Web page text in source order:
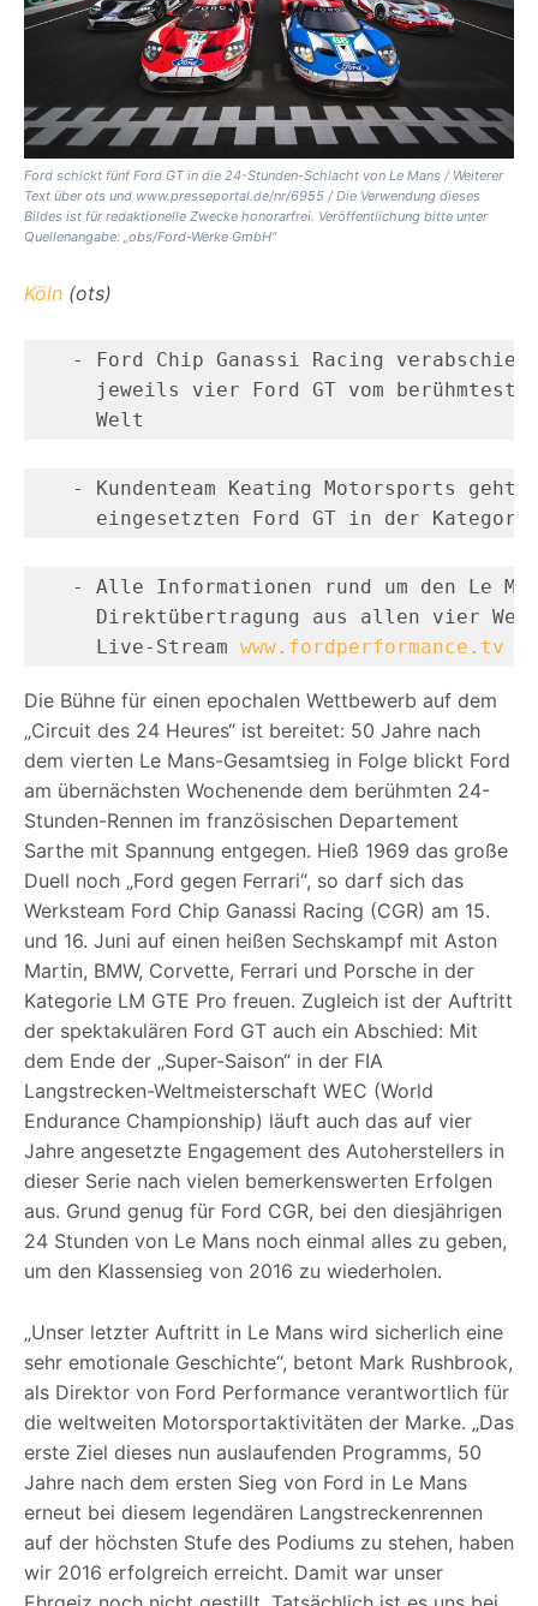
Ford schickt fünf Ford GT in die 24-Stunden-Schlacht von Le Mans / Weiterer
Text über ots und www.presseportal.de/nr/6955 / Die Verwendung dieses
Bildes ist für redaktionelle Zwecke honorarfrei. Veröffentlichung bitte unter
Quellenangabe: „obs/Ford-Werke GmbH“
Köln (ots)
- Ford Chip Ganassi Racing
jeweils vier Ford GT vom
     Welt
- Kundenteam Keating Motorsports geht
eingesetzten Ford GT in der
- Alle Informationen rund um den Le
Direktübertragung aus allen vier
     Live-Stream
www.fordperformance.tv
Die Bühne für einen epochalen Wettbewerb auf dem
„Circuit des 24 Heures“ ist bereitet: 50 Jahre nach
dem vierten Le Mans-Gesamtsieg in Folge blickt Ford
am übernächsten Wochenende dem berühmten 24-
Stunden-Rennen im französischen Departement
Sarthe mit Spannung entgegen. Hieß 1969 das große
Duell noch „Ford gegen Ferrari“, so darf sich das
Werksteam Ford Chip Ganassi Racing (CGR) am 15.
und 16. Juni auf einen heißen Sechskampf mit Aston
Martin, BMW, Corvette, Ferrari und Porsche in der
Kategorie LM GTE Pro freuen. Zugleich ist der Auftritt
der spektakulären Ford GT auch ein Abschied: Mit
dem Ende der „Super-Saison“ in der FIA
Langstrecken-Weltmeisterschaft WEC (World
Endurance Championship) läuft auch das auf vier
Jahre angesetzte Engagement des Autoherstellers in
dieser Serie nach vielen bemerkenswerten Erfolgen
aus. Grund genug für Ford CGR, bei den diesjährigen
24 Stunden von Le Mans noch einmal alles zu geben,
um den Klassensieg von 2016 zu wiederholen.
„Unser letzter Auftritt in Le Mans wird sicherlich eine
sehr emotionale Geschichte“, betont Mark Rushbrook,
als Direktor von Ford Performance verantwortlich für
die weltweiten Motorsportaktivitäten der Marke. „Das
erste Ziel dieses nun auslaufenden Programms, 50
Jahre nach dem ersten Sieg von Ford in Le Mans
erneut bei diesem legendären Langstreckenrennen
auf der höchsten Stufe des Podiums zu stehen, haben
wir 2016 erfolgreich erreicht. Damit war unser